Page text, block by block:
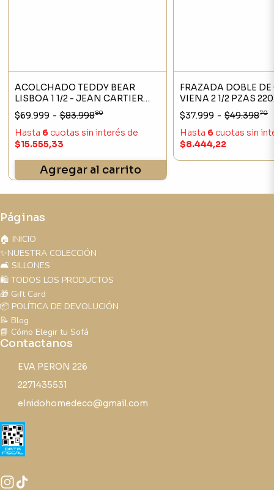
ACOLCHADO TEDDY BEAR
LISBOA 1 1/2 - JEAN CARTIER
GRIS
$69.999 - $83.99880
Hasta 6cuotas sin interés de
$15.555,33
Agregar al carrito
FRAZADA DOBLE
VIENA 2 1/2 PZAS
$37.999 - $49.39870
Hasta 6 cuotas sin
$8.444,22
Páginas
🏠 INICIO
✨NUESTRA COLECCIÓN
🛋️ SILLONES
🛍️ TODOS LOS PRODUCTOS
🎁 Gift Card
📦 POLÍTICA DE DEVOLUCIÓN
📝 Blog
📘 Cómo Elegir tu Sofá
Contactanos
EVA PERON 226
2271435531
elnidohomedeco@gmail.com